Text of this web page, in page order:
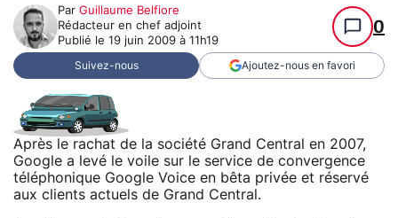
Par Guillaume Belfiore
Rédacteur en chef adjoint
Publié le 19 juin 2009 à 11h19
0
Suivez-nous Ajoutez-nous en favori
Après le rachat de la société Grand Central en 2007,
Google a levé le voile sur le service de convergence
téléphonique Google Voice en bêta privée et réservé
aux clients actuels de Grand Central.